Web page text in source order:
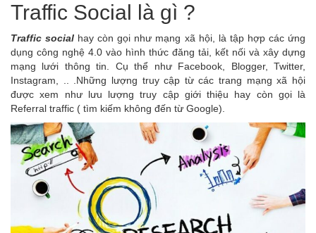
Traffic Social là gì ?
Traffic social hay còn gọi như mạng xã hội, là tập hợp các ứng
dụng công nghệ 4.0 vào hình thức đăng tải, kết nối và xây dựng
mạng lưới thông tin. Cụ thể như Facebook, Blogger, Twitter,
Instagram, .. .Những lượng truy cập từ các trang mạng xã hội
được xem như lưu lượng truy cập giới thiệu hay còn gọi là
Referral traffic ( tìm kiếm không đến từ Google).